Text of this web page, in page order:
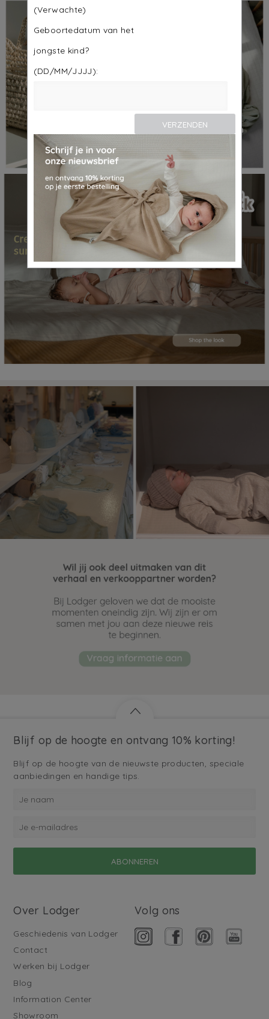
(Verwachte)
Geboortedatum van het
jongste kind?
(DD/MM/JJJJ):
Blijf op de hoogte en ontvang 10% korting!
Blijf op de hoogte van de nieuwste producten, speciale
aanbiedingen en handige tips.
Over Lodger
Geschiedenis van Lodger
Contact
Werken bij Lodger
Blog
Information Center
Showroom
Volg ons